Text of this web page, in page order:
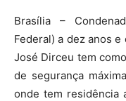
Brasília –
Federal) a dez anos
José Dirceu tem
de segurança
onde tem residência